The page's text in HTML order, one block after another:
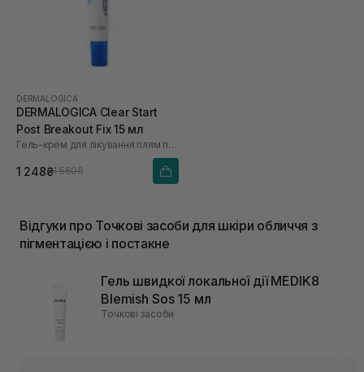
DERMALOGICA
DERMALOGICA Clear Start
Post Breakout Fix 15 мл
Гель-крем для лікування плям після висипань
1 248₴1 560₴
Відгуки про Точкові засоби для шкіри обличчя з
пігментацією і постакне
Гель швидкої локальної дії MEDIK8
Blemish Sos 15 мл
Точкові засоби